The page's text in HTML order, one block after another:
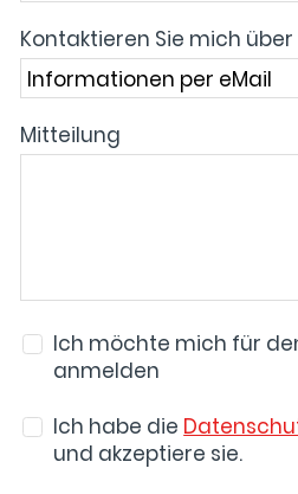
Kontaktieren Sie mich über
Mitteilung
Ich möchte mich für
anmelden
Ich habe die
und akzeptiere sie.